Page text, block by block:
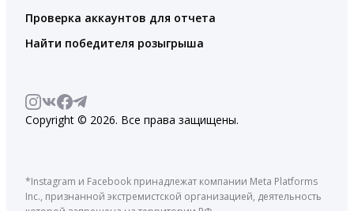
Проверка аккаунтов для отчета
Найти победителя розыгрыша
Copyright © 2026. Все права защищены.
*Instagram и Facebook принадлежат компании Meta Platforms
Inc., признанной экстремистской организацией, деятельность